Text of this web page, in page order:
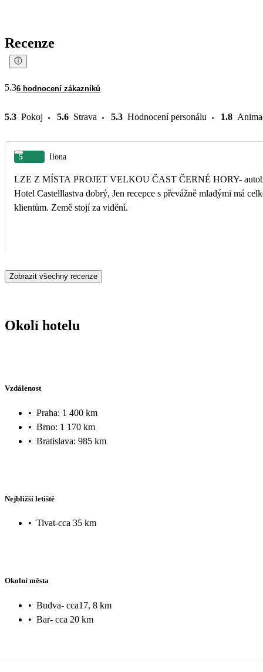
Recenze
5.36 hodnocení zákazníků
5.3 Pokoj 5.6 Strava 5.3 Hodnocení personálu 1.8
5 Ilona
LZE Z MÍSTA PROJET VELKOU ČAST ČERNÉ HORY-
Hotel Castelllastva dobrý, Jen recepce s převážně mladými má
klientům. Země stojí za vidění.
Zobrazit všechny recenze
Okolí hotelu
Vzdálenost
• Praha: 1 400 km
• Brno: 1 170 km
• Bratislava: 985 km
Nejbližší letiště
• Tivat-cca 35 km
Okolní města
• Budva- cca17, 8 km
• Bar- cca 20 km